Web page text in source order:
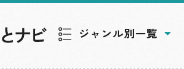
ジャンル別一覧